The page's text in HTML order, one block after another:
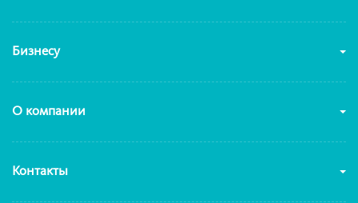
Бизнесу
О компании
Контакты